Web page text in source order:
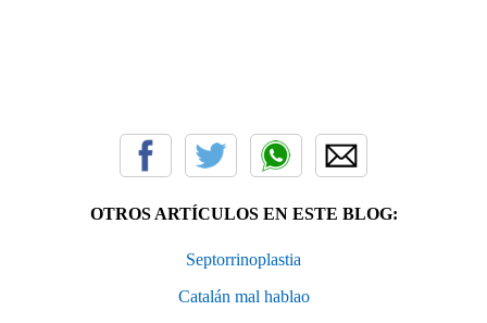
OTROS ARTÍCULOS EN ESTE BLOG:
Septorrinoplastia
Catalán mal hablao